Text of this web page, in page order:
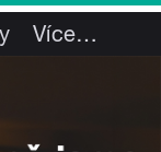
Více…